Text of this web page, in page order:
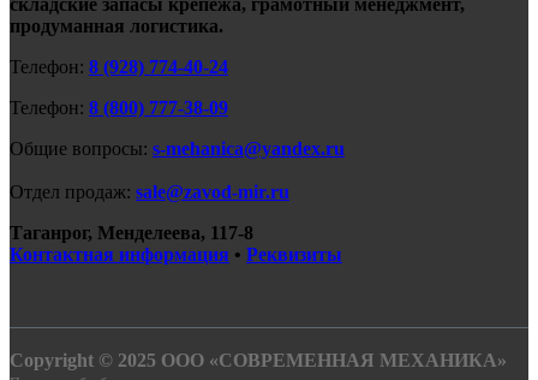
продуманная логистика.
Телефон: 8 (928) 774-40-24
Телефон: 8 (800) 777-38-09
Общие вопросы: s-mehanica@yandex.ru
Отдел продаж: sale@zavod-mir.ru
Таганрог, Менделеева, 117-8
Контактная информация • Реквизиты
Copyright © 2025 ООО «СОВРЕМЕННАЯ МЕХАНИКА»